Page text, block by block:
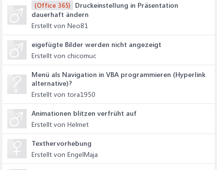
(Office 365)
Druckeinstellung in Präsentation
dauerhaft ändern
Erstellt von Neo81
eigefügte Bilder werden nicht angezeigt
Erstellt von chicomuc
Menü als Navigation in VBA programmieren (Hyperlink
alternative)?
Erstellt von tora1950
Animationen blitzen verfrüht auf
Erstellt von Helmet
Texthervorhebung
Erstellt von EngelMaja